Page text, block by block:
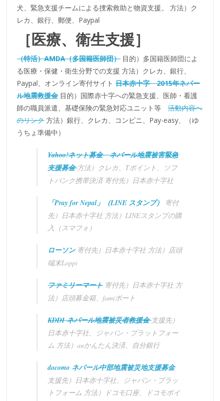
犬、緊急支援チームによる捜索救助と物資支援。 方法）ク
レカ、銀行、郵便、Paypal
［医療、衛生支援］
（特活）AMDA（多国籍医師団）目的）多国籍医師団によ
る医療・保健・衛生分野での支援 方法）クレカ、銀行、
Paypal、オンライン寄付サイト日本赤十字 2015年ネパー
ル地震救援金目的）国際赤十字への緊急支援、医師・看護
師の職員派遣、基礎保険の緊急対応ユニット等活動内容へ
のリンク方法）銀行、クレカ、コンビニ、Pay-easy、（ゆ
うちょ準備中）
Yahoo!ネット募金 ネパール地震被害緊急
支援募金方法）クレカ、Tポイント、ソフ
トバンク携帯決済 寄付先）日本赤十字社
「Pray for Nepal」（LINE スタンプ）
寄付
先）日本赤十字社 方法）LINEスタンプの購
入（スマフォ）
ローソン 寄付先）日本赤十字社 方法）店頭
端末Loppi
ファミリーマート寄付先）日本赤十字社 方
法）店頭募金箱、famiポート
KDDI ネパール地震被災者救援金 支援先）
日本赤十字社、ジャパン・プラットフォー
ム 方法）auかんたん決済、自分銀行
docomo ネパール中部地震被災地支援募金
支援先）日本赤十字社、ジャパン・プラッ
トフォーム 方法）ドコモ口座、ドコモポイ